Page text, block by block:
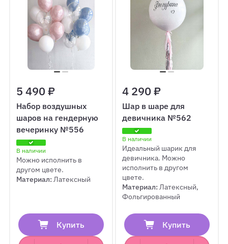
5 490 ₽
Набор воздушных
шаров на гендерную
вечеринку №556
В наличии
Можно исполнить в
другом цвете.
Материал:Латексный
Купить
4 290 ₽
Шар в шаре для
девичника №562
В наличии
Идеальный шарик для
девичника. Можно
исполнить в другом
цвете.
Материал:Латексный,
Фольгированный
Купить